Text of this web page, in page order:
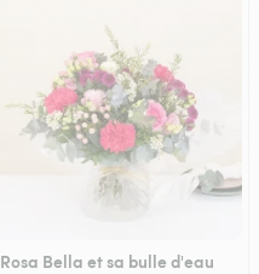
Rosa Bella et sa bulle d'eau